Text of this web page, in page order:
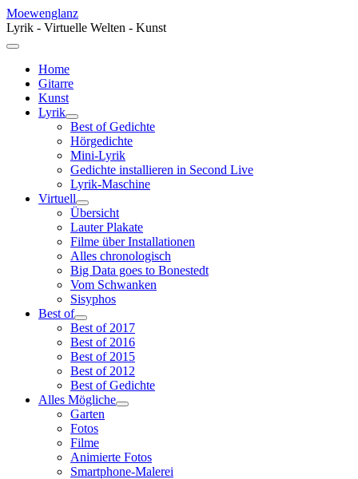
Moewenglanz
Lyrik - Virtuelle Welten - Kunst
Home
Gitarre
Kunst
Lyrik
Best of Gedichte
Hörgedichte
Mini-Lyrik
Gedichte installieren in Second Live
Lyrik-Maschine
Virtuell
Übersicht
Lauter Plakate
Filme über Installationen
Alles chronologisch
Big Data goes to Bonestedt
Vom Schwanken
Sisyphos
Best of
Best of 2017
Best of 2016
Best of 2015
Best of 2012
Best of Gedichte
Alles Mögliche
Garten
Fotos
Filme
Animierte Fotos
Smartphone-Malerei